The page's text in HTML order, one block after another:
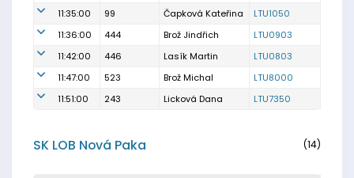
11:35:00
99 Čapková Kateřina
LTU1050
11:36:00
444 Brož Jindřich
LTU0903
11:42:00
446 Lasík Martin
LTU0803
11:47:00
523 Brož Michal
LTU8000
11:51:00
243 Licková Dana LTU7350
SK LOB Nová Paka (14)